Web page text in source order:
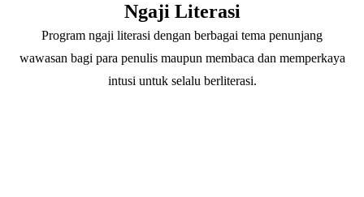
Ngaji Literasi
Program ngaji literasi dengan berbagai tema penunjang
wawasan bagi para penulis maupun membaca dan memperkaya
intusi untuk selalu berliterasi.